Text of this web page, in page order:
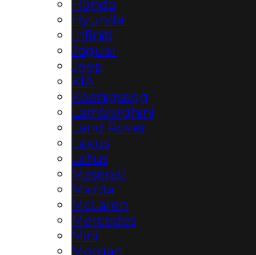
Honda
Hyundai
Infiniti
Jaguar
Jeep
KIA
Koenigsegg
Lamborghini
Land Rover
Lexus
Lotus
Maserati
Mazda
McLaren
Mercedes
Mini
Morgan